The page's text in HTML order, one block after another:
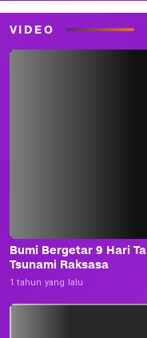
VIDEO
Bumi Bergetar 9 Hari
Tsunami Raksasa
1 tahun yang lalu